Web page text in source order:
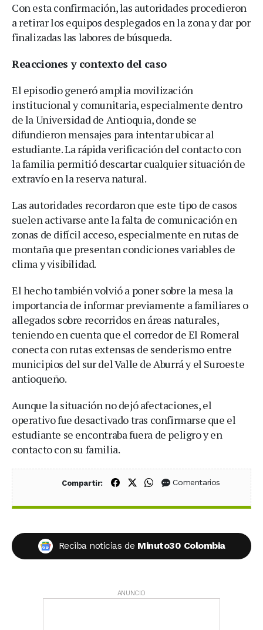
Con esta confirmación, las autoridades procedieron
a retirar los equipos desplegados en la zona y dar por
finalizadas las labores de búsqueda.
Reacciones y contexto del caso
El episodio generó amplia movilización
institucional y comunitaria, especialmente dentro
de la Universidad de Antioquia, donde se
difundieron mensajes para intentar ubicar al
estudiante. La rápida verificación del contacto con
la familia permitió descartar cualquier situación de
extravío en la reserva natural.
Las autoridades recordaron que este tipo de casos
suelen activarse ante la falta de comunicación en
zonas de difícil acceso, especialmente en rutas de
montaña que presentan condiciones variables de
clima y visibilidad.
El hecho también volvió a poner sobre la mesa la
importancia de informar previamente a familiares o
allegados sobre recorridos en áreas naturales,
teniendo en cuenta que el corredor de El Romeral
conecta con rutas extensas de senderismo entre
municipios del sur del Valle de Aburrá y el Suroeste
antioqueño.
Aunque la situación no dejó afectaciones, el
operativo fue desactivado tras confirmarse que el
estudiante se encontraba fuera de peligro y en
contacto con su familia.
Compartir: Compartir en Facebook
Compartir en X (Twitter)
Compartir en WhatsApp
Comentarios
Reciba noticias de Minuto30 Colombia
ANUNCIO